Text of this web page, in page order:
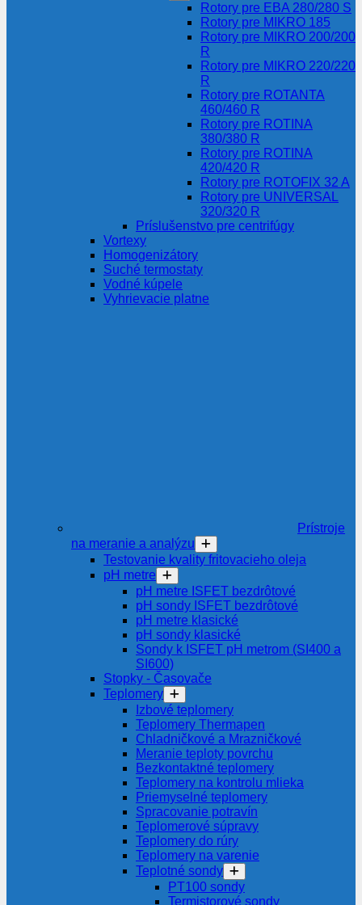
Rotory pre EBA 280/280 S
Rotory pre MIKRO 185
Rotory pre MIKRO 200/200
R
Rotory pre MIKRO 220/220
R
Rotory pre ROTANTA
460/460 R
Rotory pre ROTINA
380/380 R
Rotory pre ROTINA
420/420 R
Rotory pre ROTOFIX 32 A
Rotory pre UNIVERSAL
320/320 R
Príslušenstvo pre centrifúgy
Vortexy
Homogenizátory
Suché termostaty
Vodné kúpele
Vyhrievacie platne
Prístroje
na meranie a analýzu
Testovanie kvality fritovacieho oleja
pH metre
pH metre ISFET bezdrôtové
pH sondy ISFET bezdrôtové
pH metre klasické
pH sondy klasické
Sondy k ISFET pH metrom (SI400 a
SI600)
Stopky - Časovače
Teplomery
Izbové teplomery
Teplomery Thermapen
Chladničkové a Mrazničkové
Meranie teploty povrchu
Bezkontaktné teplomery
Teplomery na kontrolu mlieka
Priemyselné teplomery
Spracovanie potravín
Teplomerové súpravy
Teplomery do rúry
Teplomery na varenie
Teplotné sondy
PT100 sondy
Termistorové sondy